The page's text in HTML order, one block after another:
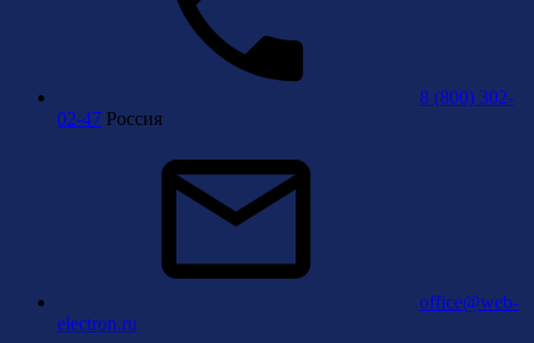
8 (800) 302-
02-47 Россия
office@web-
electron.ru